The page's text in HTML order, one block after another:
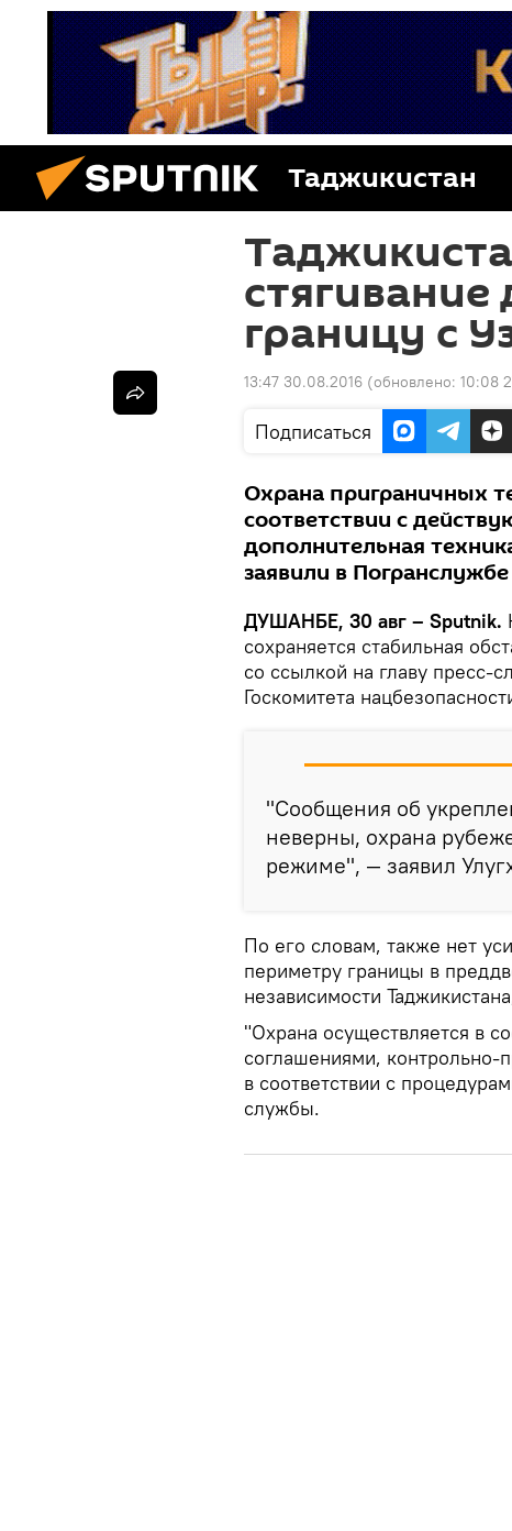
Таджикистан
границу с
13:47 30.08.2016 (обновлено: 10:08
Подписаться
Охрана приграничных
соответствии с
дополнительная
заявили в
ДУШАНБЕ, 30 авг – Sputnik.
сохраняется стабильная
со ссылкой на главу пресс-
Госкомитета
"Сообщения об
неверны, охрана
режиме", — заявил
По его словам, также нет
периметру границы в
независимости
"Охрана осуществляется в
соглашениями,
в соответствии с
службы.